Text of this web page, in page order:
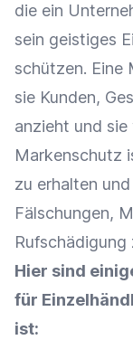
die ein
sein geistiges
schützen. Eine
sie Kunden,
anzieht und
Markenschutz
zu erhalten
Fälschungen,
Rufschädigung
Hier sind
für
ist: